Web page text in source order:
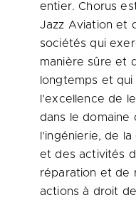
entier. Chorus
Jazz Aviation et
sociétés qui
manière sûre et
longtemps et
l’excellence de
dans le domaine
l’ingénierie, de
et des activités
réparation et de
actions à droit